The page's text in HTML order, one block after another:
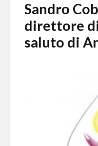
Sandro
direttore
saluto di